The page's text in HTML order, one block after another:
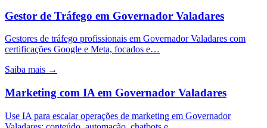
Gestor de Tráfego em Governador Valadares
Gestores de tráfego profissionais em Governador Valadares com
certificações Google e Meta, focados e…
Saiba mais →
Marketing com IA em Governador Valadares
Use IA para escalar operações de marketing em Governador